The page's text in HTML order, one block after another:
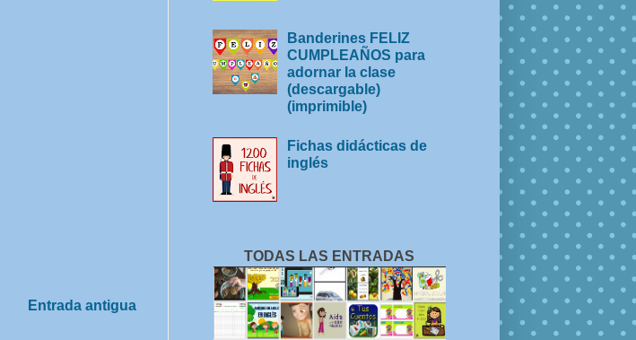
Entrada antigua
Banderines FELIZ
CUMPLEAÑOS para
adornar la clase
(descargable)
(imprimible)
Fichas didácticas de
inglés
TODAS LAS ENTRADAS